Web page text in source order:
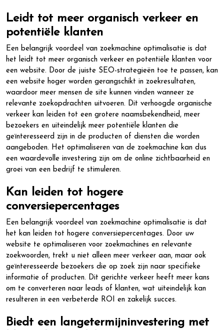
Leidt tot meer organisch verkeer en
potentiële klanten
Een belangrijk voordeel van zoekmachine optimalisatie is dat
het leidt tot meer organisch verkeer en potentiële klanten voor
een website. Door de juiste SEO-strategieën toe te passen, kan
een website hoger worden gerangschikt in zoekresultaten,
waardoor meer mensen de site kunnen vinden wanneer ze
relevante zoekopdrachten uitvoeren. Dit verhoogde organische
verkeer kan leiden tot een grotere naamsbekendheid, meer
bezoekers en uiteindelijk meer potentiële klanten die
geïnteresseerd zijn in de producten of diensten die worden
aangeboden. Het optimaliseren van de zoekmachine kan dus
een waardevolle investering zijn om de online zichtbaarheid en
groei van een bedrijf te stimuleren.
Kan leiden tot hogere
conversiepercentages
Een belangrijk voordeel van zoekmachine optimalisatie is dat
het kan leiden tot hogere conversiepercentages. Door uw
website te optimaliseren voor zoekmachines en relevante
zoekwoorden, trekt u niet alleen meer verkeer aan, maar ook
geïnteresseerde bezoekers die op zoek zijn naar specifieke
informatie of producten. Dit gerichte verkeer heeft meer kans
om te converteren naar leads of klanten, wat uiteindelijk kan
resulteren in een verbeterde ROI en zakelijk succes.
Biedt een langetermijninvestering met